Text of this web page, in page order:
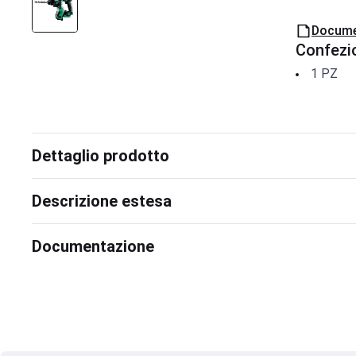
1 PZ
Dettaglio prodotto
Descrizione estesa
Documentazione